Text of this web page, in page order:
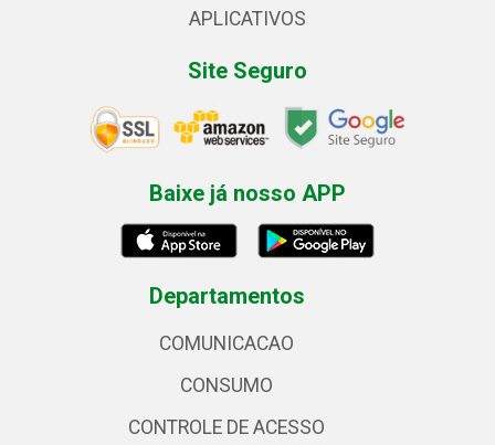
APLICATIVOS
Site Seguro
Baixe já nosso APP
Departamentos
COMUNICACAO
CONSUMO
CONTROLE DE ACESSO